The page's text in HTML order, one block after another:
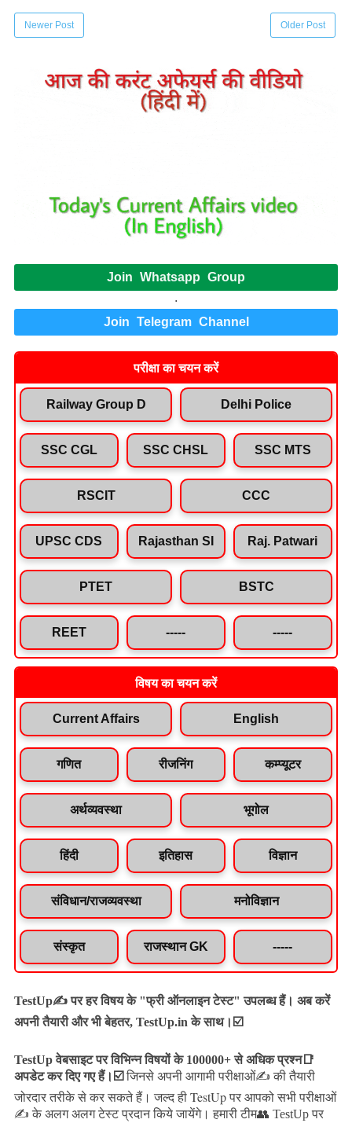
Newer Post Older Post
Join Whatsapp Group
.
Join Telegram Channel
परीक्षा का चयन करें
Railway Group D Delhi Police
SSC CGL SSC CHSL SSC MTS
RSCIT CCC
UPSC CDS Rajasthan SI Raj. Patwari
PTET BSTC
REET ----- -----
विषय का चयन करें
Current Affairs English
गणित रीजनिंग कम्प्यूटर
अर्थव्यवस्था भूगोल
हिंदी इतिहास विज्ञान
संविधान/राजव्यवस्था मनोविज्ञान
संस्कृत राजस्थान GK -----
TestUp✍️ पर हर विषय के "फ्री ऑनलाइन टेस्ट" उपलब्ध हैं। अब करें
अपनी तैयारी और भी बेहतर, TestUp.in के साथ।☑️
TestUp वेबसाइट पर विभिन्न विषयों के 100000+ से अधिक प्रश्न📑
अपडेट कर दिए गए हैं। ☑️ जिनसे अपनी आगामी परीक्षाओं✍️ की तैयारी
जोरदार तरीके से कर सकते हैं।जल्द ही TestUp पर आपको सभी परीक्षाओं
✍️ के अलग अलग टेस्ट प्रदान किये जायेंगे। हमारी टीम👥 TestUp पर